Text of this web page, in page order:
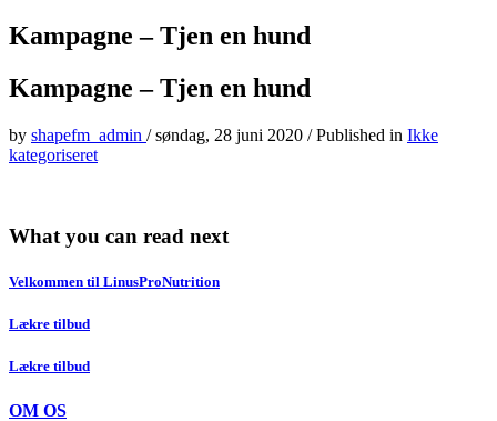
Kampagne – Tjen en hund
Kampagne – Tjen en hund
by shapefm_admin /søndag, 28 juni 2020 /Published in Ikke
kategoriseret
What you can read next
Velkommen til LinusProNutrition
Lækre tilbud
Lækre tilbud
OM OS